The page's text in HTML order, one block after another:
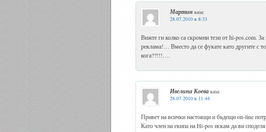
Мартин каза:
28.07.2010 в 8:33
Вижте ги колко са скромни тези от hi-
реклама!… Вместо да се фукате като другите с
кога??!!!….
Ивелина Коева каза:
28.07.2010 в 11:44
Привет на всички настоящи и бъдещи on-line
Като член на екипа на Hi-pos искам да ви